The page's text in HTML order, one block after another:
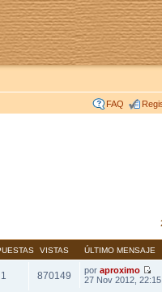
FAQ
VISTAS ÚLTIMO MENSAJE
1 870149 poraproximo
27 Nov 2012, 22:15